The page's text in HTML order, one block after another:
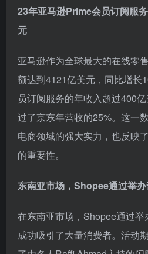
23年亚马逊Prime会员订阅服
元
亚马逊作为全球最大的在线零
额达到4121亿美元，同比增长
员订阅服务的年收入超过400
过了京东年营收的25%。这一
电商领域的强大实力，也反映
的重要性。
东南亚市场，Shopee通过举
在东南亚市场，Shopee通过举
成功吸引了大量消费者。活动